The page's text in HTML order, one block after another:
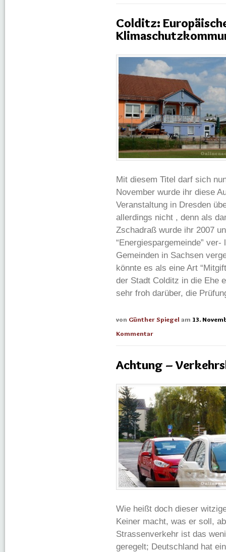
Colditz:
Mit diesem Titel darf sich
November wurde ihr diese
Veranstaltung in Dresden
allerdings nicht , denn als
Zschadraß wurde ihr 2007
“Energiespargemeinde”
Gemeinden in Sachsen
könnte es als eine Art
der Stadt Colditz in die Ehe
sehr froh darüber, die
von Günther Spiegel am 13.
Kommentar
Achtung –
Wie heißt doch dieser
Keiner macht, was er soll,
Strassenverkehr ist das
geregelt; Deutschland hat